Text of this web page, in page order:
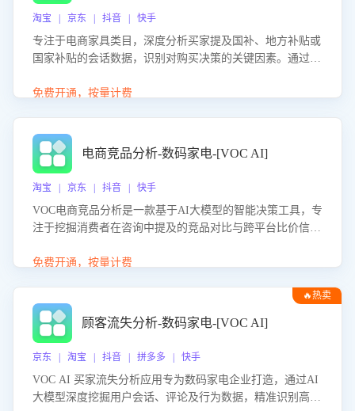
淘宝 | 京东 | 抖音 | 快手
专注于电商家具类目，深度分析买家提及国补、地方补贴或
国家补贴的会话数据，识别对购买决策的关键因素。通过AI
化策略，助力商家利用国补政策提升GMV。
免费开通，按量计费
电商竞品分析-数码家电-[VOC AI]
淘宝 | 京东 | 抖音 | 快手
VOC电商竞品分析是一款基于AI大模型的智能决策工具，专
注于挖掘消费者在咨询中提及的竞品对比与跨平台比价信
商品信息，进行多维度交叉对比，并分析消费者的比价行
企业优化营销话术、突出产品与服务优势，有效提升咨询转
化率，避免陷入单纯价格竞争，实现精准扬长避短。
免费开通，按量计费
🔥热卖
顾客流失分析-数码家电-[VOC AI]
京东 | 淘宝 | 抖音 | 拼多多 | 快手
VOC AI 买家流失分析应用专为数码家电企业打造，通过AI
大模型深度挖掘用户会话、评论及行为数据，精准识别高流